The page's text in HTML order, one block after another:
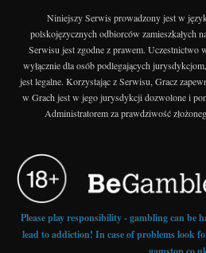
Niniejszy Serwis prowadzony jest w
polskojęzycznych odbiorców zamieszkałych
Serwisu jest zgodne z prawem. Uczestnictwo
wyłącznie dla osób podlegających
jest legalne. Korzystając z Serwisu, Gracz
w Grach jest w jego jurysdykcji dozwolone i
Administratorem za prawdziwość
Please play responsibility - gambling can be
lead to addiction! In case of problems look